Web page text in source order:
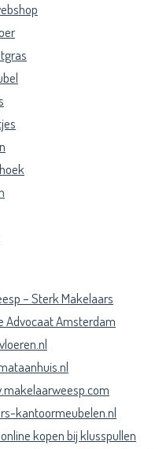
– Sterk Makelaars
Advocaat Amsterdam
kantoormeubelen.nl
kopen bij klusspullen